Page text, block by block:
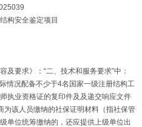
构安全鉴定项目
及要求》：“二、技术和服务要求”中：
情况配备不少于4名国家一级注册结构工
执业资格证的复印件及及递交响应文件
该人员缴纳的社保证明材料（指社保管
单位统筹缴纳的，还应提供上级单位出